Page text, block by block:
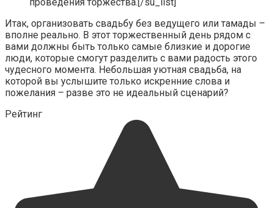
Итак, организовать свадьбу без ведущего или тамады –
вполне реально. В этот торжественный день рядом с
вами должны быть только самые близкие и дорогие
люди, которые смогут разделить с вами радость этого
чудесного момента. Небольшая уютная свадьба, на
которой вы услышите только искренние слова и
пожелания – разве это не идеальный сценарий?
Рейтинг